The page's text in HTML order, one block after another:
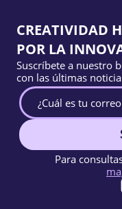
CREATIVIDAD
POR LA
Suscríbete a nuestro
con las últimas
Para